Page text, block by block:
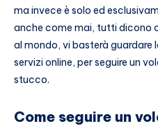
ma invece è solo ed
anche come mai, tutti dicono
al mondo, vi basterà guardare
servizi online, per seguire un
stucco.
Come seguire un